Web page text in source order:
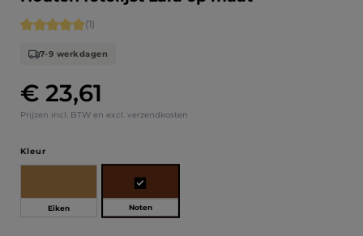
Normale prijs:
€ 23,61
Prijzen incl. BTW en excl. verzendkosten
Gemiddelde waardering van 5 van 5 sterren
(1)
7-9 werkdagen
Selecteer
Kleur
Eiken Noten